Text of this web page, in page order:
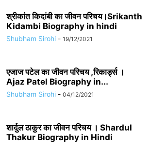
श्रीकांत किदांबी का जीवन परिचय।Srikanth
Kidambi Biography in hindi
Shubham Sirohi - 19/12/2021
एजाज पटेल का जीवन परिचय ,रिकार्ड्स ।
Ajaz Patel Biography in...
Shubham Sirohi - 04/12/2021
शार्दुल ठाकुर का जीवन परिचय । Shardul
Thakur Biography in Hindi